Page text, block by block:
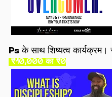
Ps के साथ शिष्यत्व कार्यक्रम।
₹10,000 का ₹0